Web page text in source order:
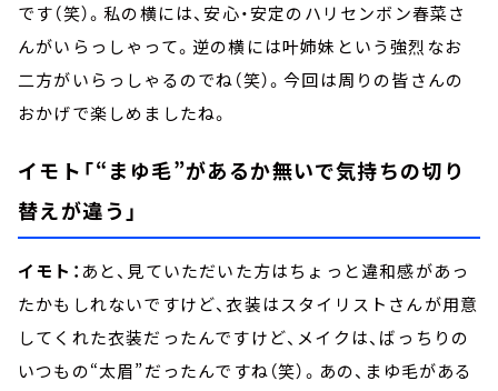
です（笑）。私の横には、安心・安定のハリセンボン春菜さ
んがいらっしゃって。逆の横には叶姉妹という強烈なお
二方がいらっしゃるのでね（笑）。今回は周りの皆さんの
おかげで楽しめましたね。
イモト「“まゆ毛”があるか無いで気持ちの切り
替えが違う」
イモト： あと、見ていただいた方はちょっと違和感があっ
たかもしれないですけど、衣装はスタイリストさんが用意
してくれた衣装だったんですけど、メイクは、ばっちりの
いつもの“太眉”だったんですね（笑）。あの、まゆ毛がある